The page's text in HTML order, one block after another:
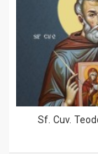
Sf. Cuv.